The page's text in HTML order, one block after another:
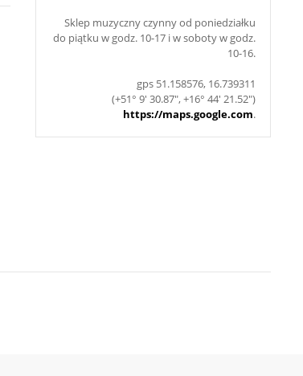
Sklep muzyczny czynny od poniedziałku
do piątku w godz. 10-17 i w soboty w godz.
10-16.
gps 51.158576, 16.739311
(+51° 9' 30.87", +16° 44' 21.52")
https://maps.google.com.